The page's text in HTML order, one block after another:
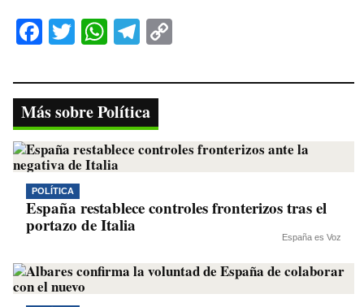
Fa
bo
ok
T
tte
r
W
ts
A
pp
Te
gr
a
m
y
nk
Más sobre Política
POLÍTICA
España restablece controles fronterizos tras el
portazo de Italia
España es Voz